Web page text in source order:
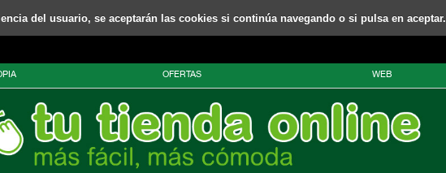
del usuario, se aceptarán las cookies si continúa navegando o si pulsa en aceptar.
OFERTAS WEB